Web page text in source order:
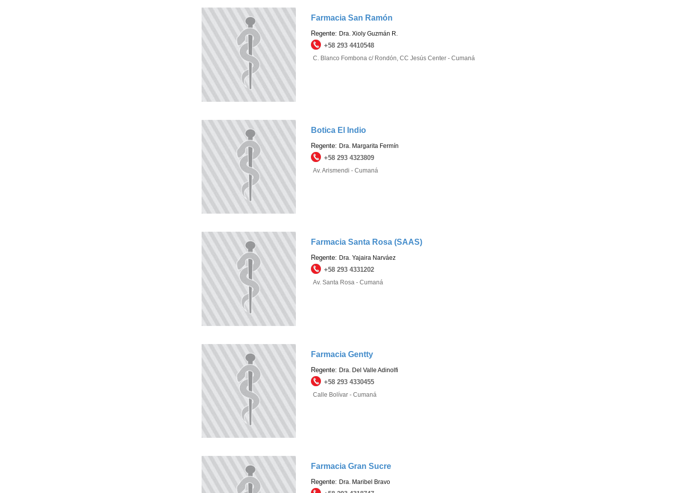
Farmacia San Ramón
Regente: Dra. Xioly Guzmán R.
+58 293 4410548
C. Blanco Fombona c/ Rondón, CC Jesús Center - Cumaná
Botica El Indio
Regente: Dra. Margarita Fermín
+58 293 4323809
Av. Arismendi - Cumaná
Farmacia Santa Rosa (SAAS)
Regente: Dra. Yajaira Narváez
+58 293 4331202
Av. Santa Rosa - Cumaná
Farmacia Gentty
Regente: Dra. Del Valle Adinolfi
+58 293 4330455
Calle Bolívar - Cumaná
Farmacia Gran Sucre
Regente: Dra. Maribel Bravo